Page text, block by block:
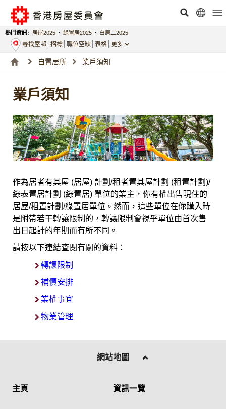
熱門資訊: 居屋2025 、 綠置居2025 、 白居二2025
尋找屋邨 招標 職位空缺 表格 更多
自置居所 業戶須知
業戶須知
作為居者有其屋 (居屋) 計劃/租者置其屋計劃 (租置計劃)/
綠表置居計劃 (綠置居) 單位的業主，你有權出售現住的
居屋/租置計劃/綠置居單位。然而，這些單位在你購入時
是附帶若干轉讓限制的，轉讓限制會視乎單位由首次售
出日起計的年期而有所不同。
請按以下連結查閱有關的資料：
轉讓限制
補價安排
業權事宜
物業管理
網站地圖
主頁 資訊一覽